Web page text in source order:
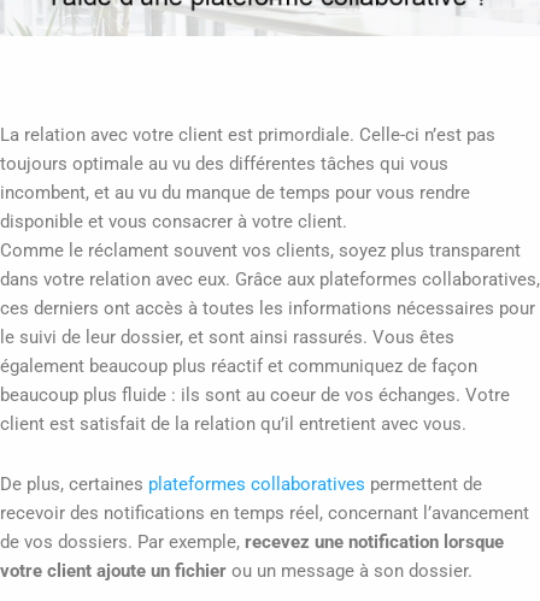
La relation avec votre client est primordiale. Celle-ci n’est pas
toujours optimale au vu des différentes tâches qui vous
incombent, et au vu du manque de temps pour vous rendre
disponible et vous consacrer à votre client.
Comme le réclament souvent vos clients, soyez plus transparent
dans votre relation avec eux. Grâce aux plateformes collaboratives,
ces derniers ont accès à toutes les informations nécessaires pour
le suivi de leur dossier, et sont ainsi rassurés. Vous êtes
également beaucoup plus réactif et communiquez de façon
beaucoup plus fluide : ils sont au coeur de vos échanges. Votre
client est satisfait de la relation qu’il entretient avec vous.
De plus, certaines plateformes collaboratives permettent de
recevoir des notifications en temps réel, concernant l’avancement
de vos dossiers. Par exemple, recevez une notification lorsque
votre client ajoute un fichier ou un message à son dossier.